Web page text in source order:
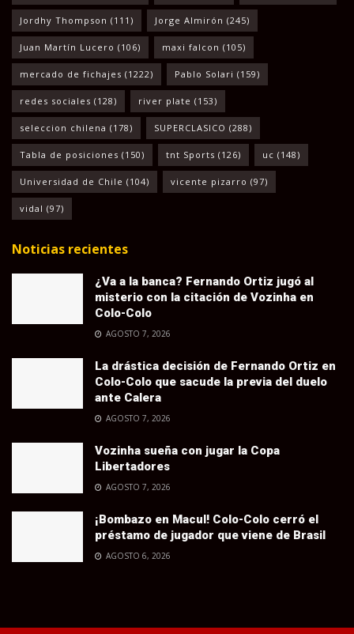
Jordhy Thompson (111) Jorge Almirón (245)
Juan Martín Lucero (106) maxi falcon (105)
mercado de fichajes (1222) Pablo Solari (159)
redes sociales (128) river plate (153)
seleccion chilena (178) SUPERCLASICO (288)
Tabla de posiciones (150) tnt Sports (126) uc (148)
Universidad de Chile (104) vicente pizarro (97)
vidal (97)
Noticias recientes
¿Va a la banca? Fernando Ortiz jugó al
misterio con la citación de Vozinha en
Colo-Colo
AGOSTO 7, 2026
La drástica decisión de Fernando Ortiz en
Colo-Colo que sacude la previa del duelo
ante Calera
AGOSTO 7, 2026
Vozinha sueña con jugar la Copa
Libertadores
AGOSTO 7, 2026
¡Bombazo en Macul! Colo-Colo cerró el
préstamo de jugador que viene de Brasil
AGOSTO 6, 2026